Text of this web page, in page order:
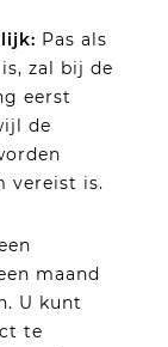
Pas als
zal bij de
eerst
de
vereist is.
maand
U kunt
te